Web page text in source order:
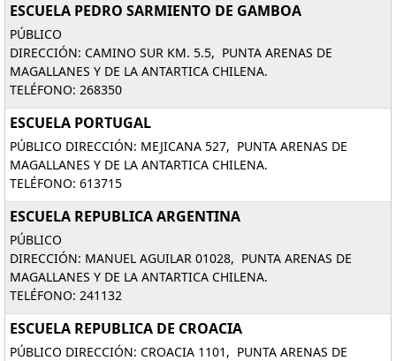
ESCUELA PEDRO SARMIENTO DE GAMBOA
PÚBLICO
DIRECCIÓN: CAMINO SUR KM. 5.5, PUNTA ARENAS DE
MAGALLANES Y DE LA ANTARTICA CHILENA.
TELÉFONO: 268350
ESCUELA PORTUGAL
PÚBLICO DIRECCIÓN: MEJICANA 527, PUNTA ARENAS DE
MAGALLANES Y DE LA ANTARTICA CHILENA.
TELÉFONO: 613715
ESCUELA REPUBLICA ARGENTINA
PÚBLICO
DIRECCIÓN: MANUEL AGUILAR 01028, PUNTA ARENAS DE
MAGALLANES Y DE LA ANTARTICA CHILENA.
TELÉFONO: 241132
ESCUELA REPUBLICA DE CROACIA
PÚBLICO DIRECCIÓN: CROACIA 1101, PUNTA ARENAS DE